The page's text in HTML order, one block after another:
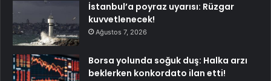
İstanbul’a poyraz uyarısı: Rüzgar
kuvvetlenecek!
Ağustos 7, 2026
Borsa yolunda soğuk duş: Halka arzı
beklerken konkordato ilan etti!